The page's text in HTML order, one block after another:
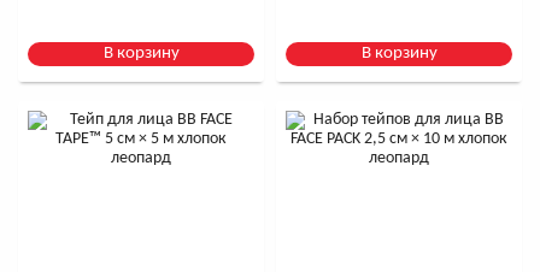
В корзину В корзину